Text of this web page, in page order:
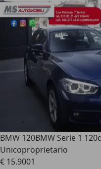
BMW 120BMW Serie 1
Unicoproprietario
€ 15.9001